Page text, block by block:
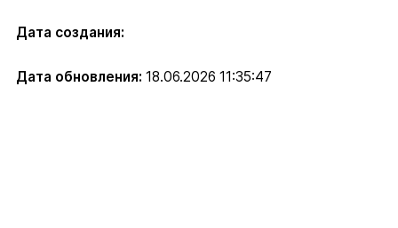
Дата создания:
Дата обновления: 18.06.2026 11:35:47